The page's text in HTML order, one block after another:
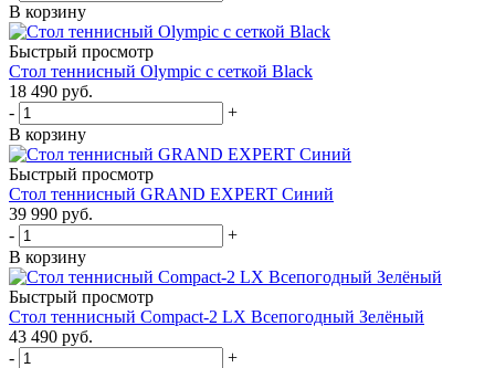
В корзину
Быстрый просмотр
Стол теннисный Olympic с сеткой Black
18 490 руб.
-
+
В корзину
Быстрый просмотр
Стол теннисный GRAND EXPERT Синий
39 990 руб.
-
+
В корзину
Быстрый просмотр
Стол теннисный Compact-2 LX Всепогодный Зелёный
43 490 руб.
-
+